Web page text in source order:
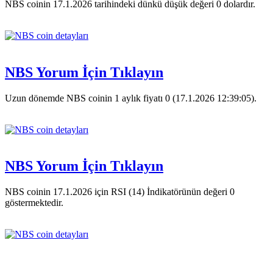
NBS coinin 17.1.2026 tarihindeki dünkü düşük değeri 0 dolardır.
NBS Yorum İçin Tıklayın
Uzun dönemde NBS coinin 1 aylık fiyatı 0 (17.1.2026 12:39:05).
NBS Yorum İçin Tıklayın
NBS coinin 17.1.2026 için RSI (14) İndikatörünün değeri 0
göstermektedir.